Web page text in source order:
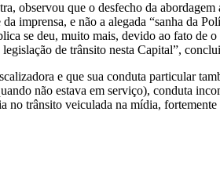
que o desfecho da
imprensa, e não a alegada “sanha da
se deu, muito mais, devido ao fato
de trânsito nesta Capital”,
e que sua conduta particular
não estava em serviço), conduta
trânsito veiculada na mídia,